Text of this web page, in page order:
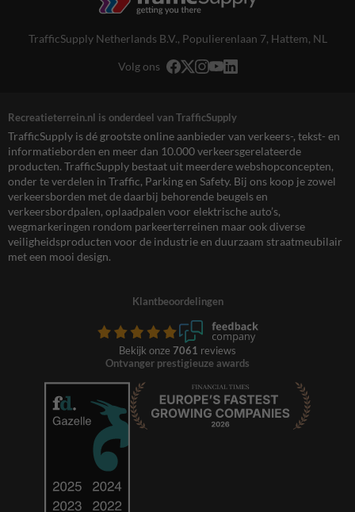
TrafficSupply Netherlands B.V., Populierenlaan 7, Hattem, NL
Volg ons
Recreatieterrein.nl is onderdeel van TrafficSupply
TrafficSupply is dé grootste online aanbieder van verkeers-, tekst- en
informatieborden en meer dan 10.000 verkeersgerelateerde
producten. TrafficSupply bestaat uit meerdere webshopconcepten,
onder te verdelen in Traffic, Parking en Safety. Bij ons koop je zowel
verkeersborden met de daarbij behorende beugels en
verkeersbordpalen, oplaadpalen voor elektrische auto’s,
wegmarkeringen rondom parkeerterreinen maar ook diverse
veiligheidsproducten voor de industrie en duurzaam straatmeubilair
met een mooi design.
Klantbeoordelingen
Bekijk onze 7061 reviews
Ontvanger prestigieuze awards